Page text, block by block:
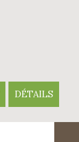
DÉTAILS